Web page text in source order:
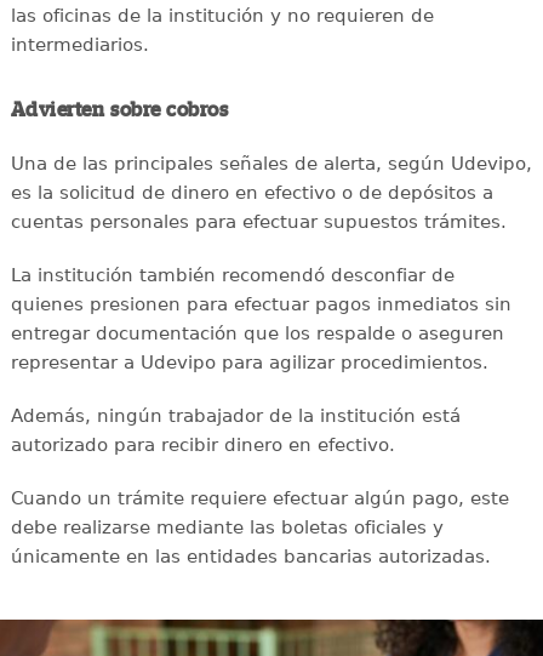
las oficinas de la institución y no requieren de
intermediarios.
Advierten sobre cobros
Una de las principales señales de alerta, según Udevipo,
es la solicitud de dinero en efectivo o de depósitos a
cuentas personales para efectuar supuestos trámites.
La institución también recomendó desconfiar de
quienes presionen para efectuar pagos inmediatos sin
entregar documentación que los respalde o aseguren
representar a Udevipo para agilizar procedimientos.
Además, ningún trabajador de la institución está
autorizado para recibir dinero en efectivo.
Cuando un trámite requiere efectuar algún pago, este
debe realizarse mediante las boletas oficiales y
únicamente en las entidades bancarias autorizadas.